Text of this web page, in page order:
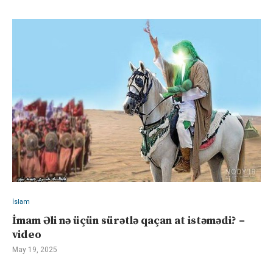
İslam
İmam Əli nə üçün sürətlə qaçan at istəmədi? –
video
May 19, 2025